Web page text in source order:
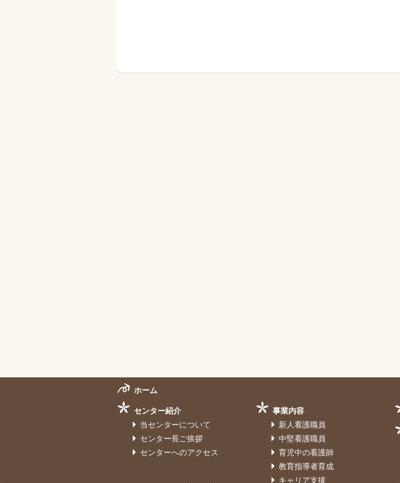
ホーム
センター紹介
当センターについて
センター長ご挨拶
センターへのアクセス
事業内容
新人看護職員
中堅看護職員
育児中の看護師
教育指導者育成
キャリア支援